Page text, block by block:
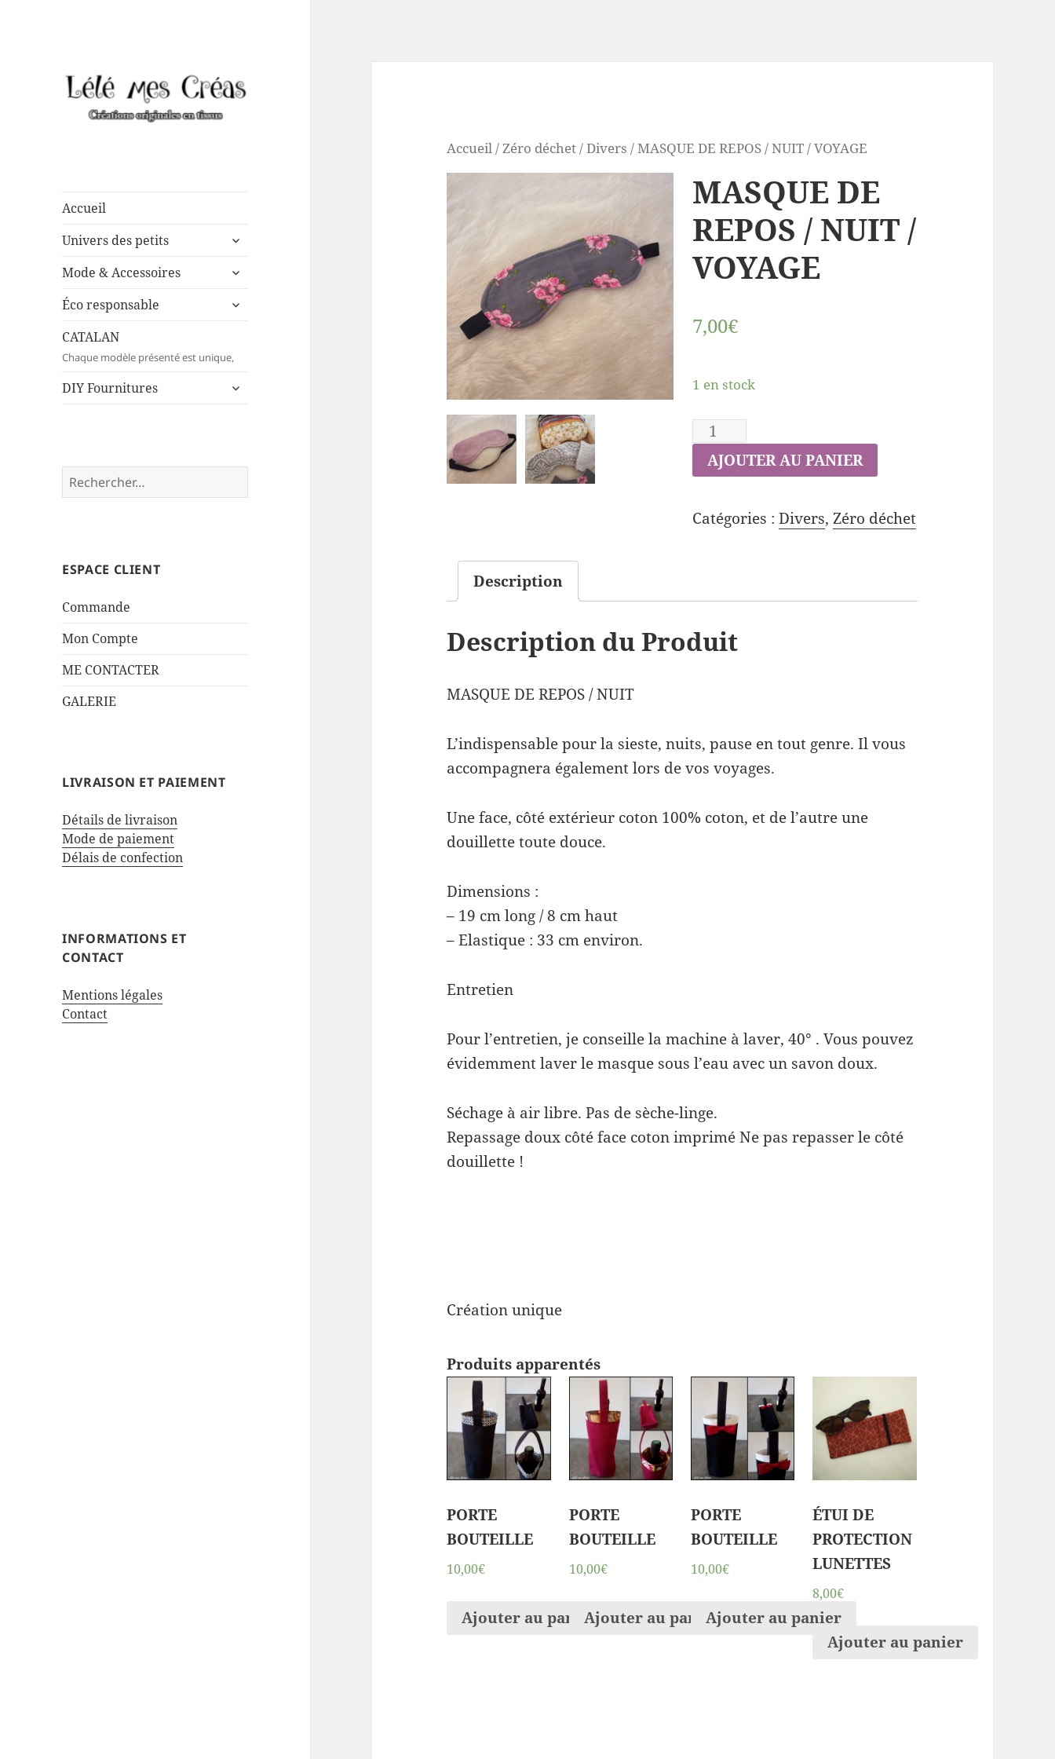
Accueil
Univers des petits
ouvrir
sous-
Mode & Accessoires
ouvrir
sous-
Éco responsable
ouvrir
menu
CATALAN
Chaque modèle présenté est unique,
DIY Fournitures
ouvrir
Rechercher :
ESPACE CLIENT
Commande
Mon Compte
ME CONTACTER
GALERIE
LIVRAISON ET PAIEMENT
Détails de livraison
Mode de paiement
Délais de confection
INFORMATIONS ET
CONTACT
Mentions légales
Contact
Accueil/Zéro déchet/Divers / MASQUE DE REPOS / NUIT / VOYAGE
MASQUE DE
REPOS / NUIT /
VOYAGE
7,00€
1 en stock
AJOUTER AU PANIER
Catégories : Divers, Zéro déchet
Description
Description du Produit
MASQUE DE REPOS / NUIT
L’indispensable pour la sieste, nuits, pause en tout genre. Il vous
accompagnera également lors de vos voyages.
Une face, côté extérieur coton 100% coton, et de l’autre une
douillette toute douce.
Dimensions :
– 19 cm long / 8 cm haut
– Elastique : 33 cm environ.
Entretien
Pour l’entretien, je conseille la machine à laver, 40° . Vous pouvez
évidemment laver le masque sous l’eau avec un savon doux.
Séchage à air libre. Pas de sèche-linge.
Repassage doux côté face coton imprimé Ne pas repasser le côté
douillette !
Création unique
Produits apparentés
PORTE
BOUTEILLE
10,00€
Ajouter au panier
PORTE
BOUTEILLE
10,00€
Ajouter au panier
PORTE
BOUTEILLE
10,00€
Ajouter au panier
ÉTUI DE
PROTECTION
LUNETTES
8,00€
Ajouter au panier